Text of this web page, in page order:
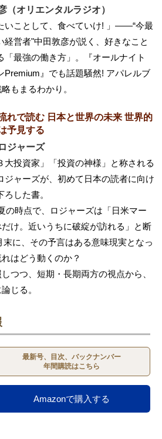
（オリエンタルラジオ）
いことして、食べていけ! 」――“今最
経営者"中田敦彦が説く、好きなこと
「最強の働き方」。『オールナイト
Premium』でも話題騒然! アパレルブ
もまるわかり。
れで読む 日本と世界の未来 世界的
予見する
ジャーズ
大投資家」「投資の神様」と称される
ジャーズが、初めて日本の読者に向け
ろした書。
の時点で、ロジャーズは「日米マー
け。近いうちに破綻が訪れる」と断
に、その予言はある意味現実となっ
はどう動くのか？
つつ、短期・長期両方の視点から、
じる。
最新号、目次、バックナンバー
年間購読はこちら
Amazonで購入する